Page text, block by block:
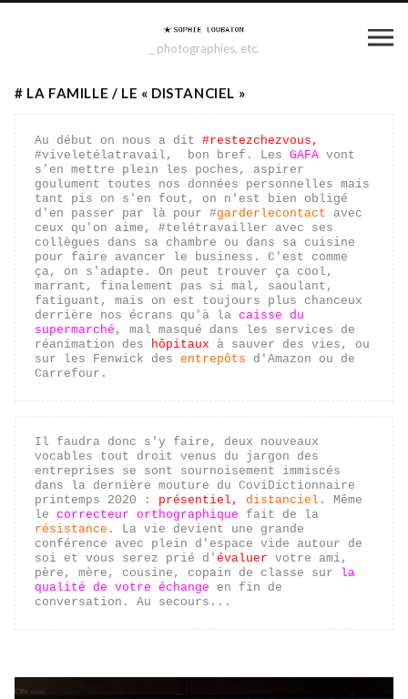
_ photographies, etc.
# LA FAMILLE / LE « DISTANCIEL »
Au début on nous a dit
#viveletélatravail,  bon bref. Les GAFA vont
s'en mettre plein les poches, aspirer
goulument toutes nos données personnelles mais
tant pis on s'en fout, on n'est bien obligé
d'en passer par là pour #garderlecontact avec
ceux qu'on aime, #telétravailler avec ses
collègues dans sa chambre ou dans sa cuisine
pour faire avancer le business. C'est comme
ça, on s'adapte. On peut trouver ça cool,
marrant, finalement pas si mal, saoulant,
fatiguant, mais on est toujours plus chanceux
derrière nos écrans qu'à la caisse du
supermarché , mal masqué dans les services de
réanimation des
hôpitaux à sauver des vies, ou
sur les Fenwick des entrepôts d'Amazon ou de
Carrefour.
Il faudra donc s'y faire, deux nouveaux
vocables tout droit venus du jargon des
entreprises se sont sournoisement immiscés
dans la dernière mouture du CoviDictionnaire
printemps 2020 : présentiel, distanciel . Même
le correcteur orthographique
fait de la
résistance. La vie devient une grande
conférence avec plein d'espace vide autour de
soi et vous serez prié d' évaluer votre ami,
père, mère, cousine, copain de classe sur la
qualité de votre échange en fin de
conversation. Au secours...